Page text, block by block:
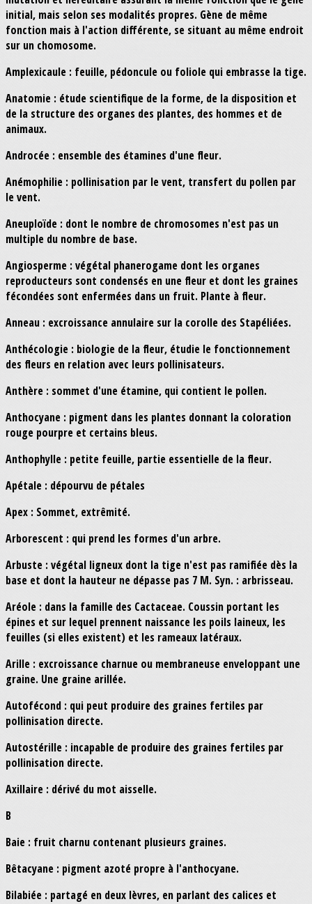
initial, mais selon ses modalités propres. Gène de même
fonction mais à l'action différente, se situant au même endroit
sur un chomosome.
Amplexicaule : feuille, pédoncule ou foliole qui embrasse la tige.
Anatomie : étude scientifique de la forme, de la disposition et
de la structure des organes des plantes, des hommes et de
animaux.
Androcée : ensemble des étamines d'une fleur.
Anémophilie : pollinisation par le vent, transfert du pollen par
le vent.
Aneuploïde : dont le nombre de chromosomes n'est pas un
multiple du nombre de base.
Angiosperme : végétal phanerogame dont les organes
reproducteurs sont condensés en une fleur et dont les graines
fécondées sont enfermées dans un fruit. Plante à fleur.
Anneau : excroissance annulaire sur la corolle des Stapéliées.
Anthécologie : biologie de la fleur, étudie le fonctionnement
des fleurs en relation avec leurs pollinisateurs.
Anthère : sommet d'une étamine, qui contient le pollen.
Anthocyane : pigment dans les plantes donnant la coloration
rouge pourpre et certains bleus.
Anthophylle : petite feuille, partie essentielle de la fleur.
Apétale : dépourvu de pétales
Apex : Sommet, extrêmité.
Arborescent : qui prend les formes d'un arbre.
Arbuste : végétal ligneux dont la tige n'est pas ramifiée dès la
base et dont la hauteur ne dépasse pas 7 M. Syn. : arbrisseau.
Aréole : dans la famille des Cactaceae. Coussin portant les
épines et sur lequel prennent naissance les poils laineux, les
feuilles (si elles existent) et les rameaux latéraux.
Arille : excroissance charnue ou membraneuse enveloppant une
graine. Une graine arillée.
Autofécond : qui peut produire des graines fertiles par
pollinisation directe.
Autostérille : incapable de produire des graines fertiles par
pollinisation directe.
Axillaire : dérivé du mot aisselle.
B
Baie : fruit charnu contenant plusieurs graines.
Bêtacyane : pigment azoté propre à l'anthocyane.
Bilabiée : partagé en deux lèvres, en parlant des calices et